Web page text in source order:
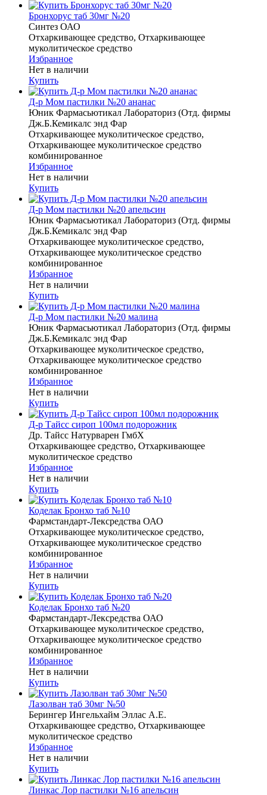
Бронхорус таб 30мг №20
Синтез ОАО
Отхаркивающее средство, Отхаркивающее
муколитическое средство
Избранное
Нет в наличии
Купить
Д-р Мом пастилки №20 ананас
Юник Фармасьютикал Лабораториз (Отд. фирмы
Дж.Б.Кемикалс энд Фар
Отхаркивающее муколитическое средство,
Отхаркивающее муколитическое средство
комбинированное
Избранное
Нет в наличии
Купить
Д-р Мом пастилки №20 апельсин
Юник Фармасьютикал Лабораториз (Отд. фирмы
Дж.Б.Кемикалс энд Фар
Отхаркивающее муколитическое средство,
Отхаркивающее муколитическое средство
комбинированное
Избранное
Нет в наличии
Купить
Д-р Мом пастилки №20 малина
Юник Фармасьютикал Лабораториз (Отд. фирмы
Дж.Б.Кемикалс энд Фар
Отхаркивающее муколитическое средство,
Отхаркивающее муколитическое средство
комбинированное
Избранное
Нет в наличии
Купить
Д-р Тайсс сироп 100мл подорожник
Др. Тайсс Натурварен ГмбХ
Отхаркивающее средство, Отхаркивающее
муколитическое средство
Избранное
Нет в наличии
Купить
Коделак Бронхо таб №10
Фармстандарт-Лексредства ОАО
Отхаркивающее муколитическое средство,
Отхаркивающее муколитическое средство
комбинированное
Избранное
Нет в наличии
Купить
Коделак Бронхо таб №20
Фармстандарт-Лексредства ОАО
Отхаркивающее муколитическое средство,
Отхаркивающее муколитическое средство
комбинированное
Избранное
Нет в наличии
Купить
Лазолван таб 30мг №50
Берингер Ингельхайм Эллас А.Е.
Отхаркивающее средство, Отхаркивающее
муколитическое средство
Избранное
Нет в наличии
Купить
Линкас Лор пастилки №16 апельсин